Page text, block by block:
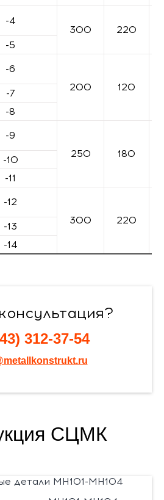
-4
300 220
-5
-6
200
120
-7
-8
-9
250
180
-10
-11
-12
300
220
-13
-14
312-37-54
СЦМК